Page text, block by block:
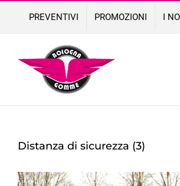
content
PREVENTIVI PROMOZIONI I
Distanza di sicurezza (3)